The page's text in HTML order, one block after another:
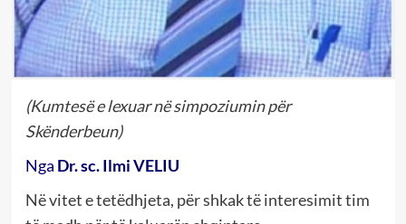
(Kumtesë e lexuar në simpoziumin për
Skënderbeun)
Nga Dr. sc. Ilmi VELIU
Në vitet e tetëdhjeta, për shkak tëinteresimit tim